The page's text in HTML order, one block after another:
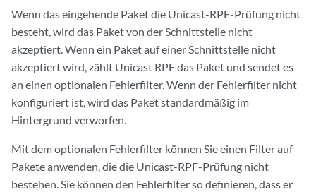
Wenn das eingehende Paket die Unicast-RPF-Prüfung nicht
besteht, wird das Paket von der Schnittstelle nicht
akzeptiert. Wenn ein Paket auf einer Schnittstelle nicht
akzeptiert wird, zählt Unicast RPF das Paket und sendet es
an einen optionalen Fehlerfilter. Wenn der Fehlerfilter nicht
konfiguriert ist, wird das Paket standardmäßig im
Hintergrund verworfen.
Mit dem optionalen Fehlerfilter können Sie einen Filter auf
Pakete anwenden, die die Unicast-RPF-Prüfung nicht
bestehen. Sie können den Fehlerfilter so definieren, dass er